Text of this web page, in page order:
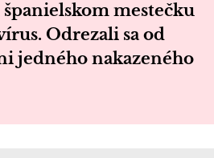
mestečku
Odrezali sa od
jedného nakazeného